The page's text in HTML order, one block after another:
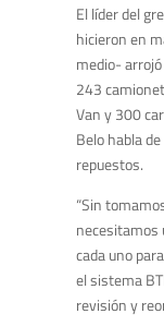
El líder del
hicieron en
medio-
243
Van y 300
Belo habla
repuestos.
“Sin
necesitamos
cada uno
el sistema
revisión y